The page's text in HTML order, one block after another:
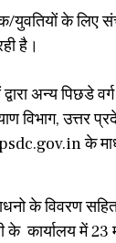
युवतियों के लिए
है।
अन्य पिछडे
विभाग, उत्तर
के
के विवरण
के कार्यालय में 23